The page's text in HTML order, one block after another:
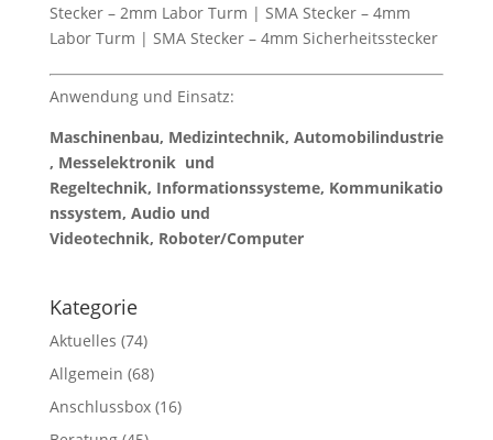
Stecker – 2mm Labor Turm | SMA Stecker – 4mm
Labor Turm | SMA Stecker – 4mm Sicherheitsstecker
Anwendung und Einsatz:
Maschinenbau, Medizintechnik, Automobilindustrie
, Messelektronik und
Regeltechnik, Informationssysteme, Kommunikatio
nssystem, Audio und
Videotechnik, Roboter/Computer
Kategorie
Aktuelles (74)
Allgemein (68)
Anschlussbox(16)